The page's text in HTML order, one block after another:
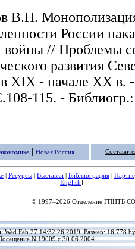
В.Н.
России
войны // Проблемы
развития
в XIX - начале ХХ в.
115. -
| Новая Россия
| Ресурсы | Выставки | Библиография |
English]
© 1997–2026 Отделение ГПНТБ
Wed Feb 27 14:32:26 2019. Размер: 16,778
N 19009 с 30.06.2004